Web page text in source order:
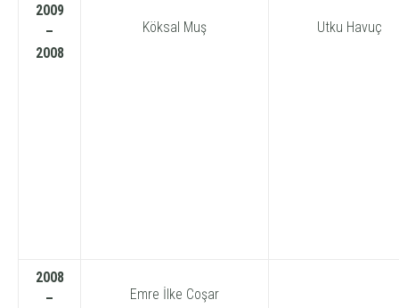
2009
–
2008
Köksal Muş Utku Havuç
2008
–
Emre İlke Coşar